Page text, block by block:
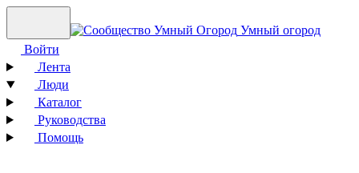
Умный огород
Войти
Лента
Люди
Каталог
Руководства
Помощь